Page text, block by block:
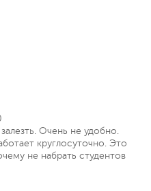
Очень не удобно.
круглосуточно. Это
не набрать студентов